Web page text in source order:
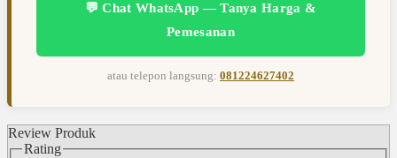
💬 Chat WhatsApp — Tanya Harga &
Pemesanan
atau telepon langsung: 081224627402
Review Produk
Rating